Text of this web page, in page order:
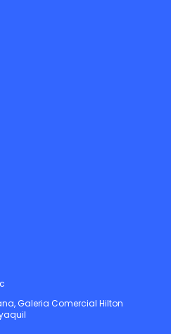
Galeria Comercial Hilton